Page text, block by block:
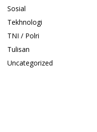
Sosial
Tekhnologi
TNI / Polri
Tulisan
Uncategorized